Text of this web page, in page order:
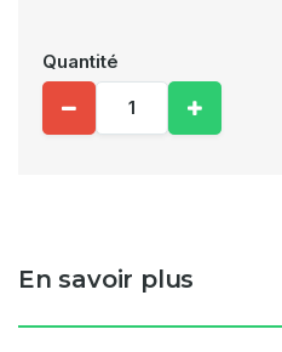
Quantité
En savoir plus